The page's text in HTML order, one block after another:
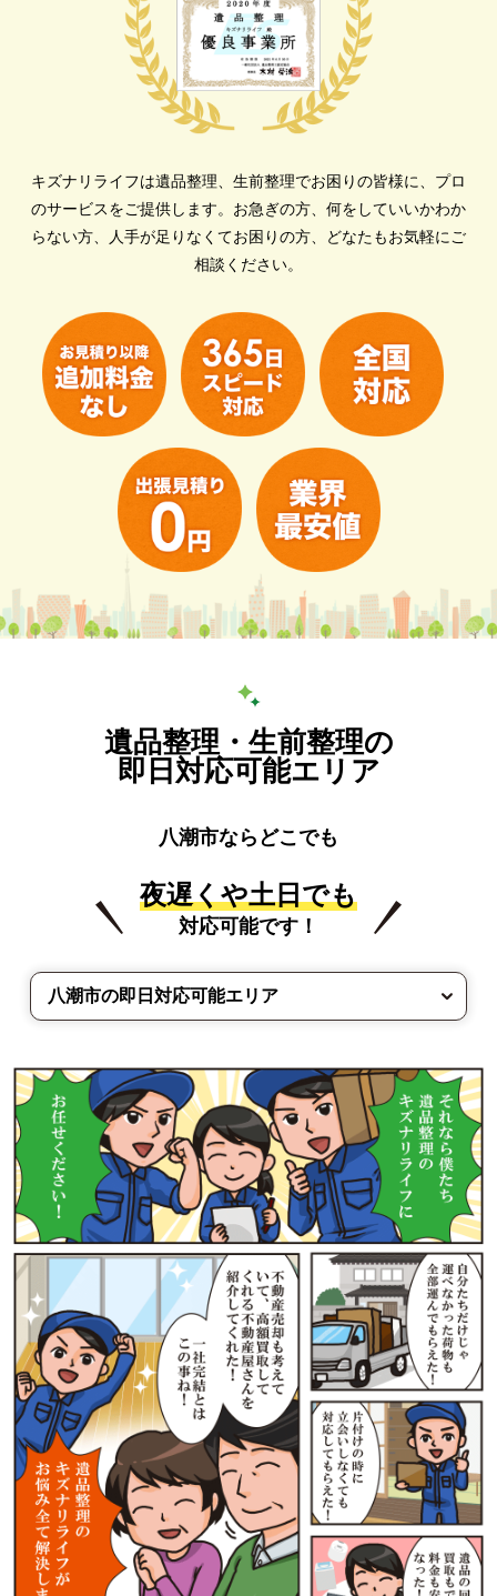
キズナリライフは遺品整理、生前整理でお困りの皆様に、プロ
のサービスをご提供します。 お急ぎの方、何をしていいかわか
らない方、人手が足りなくてお困りの方、どなたもお気軽にご
相談ください。
遺品整理・生前整理の
即日対応可能エリア
八潮市ならどこでも
夜遅くや土日でも
対応可能です！
八潮市の即日対応可能エリア